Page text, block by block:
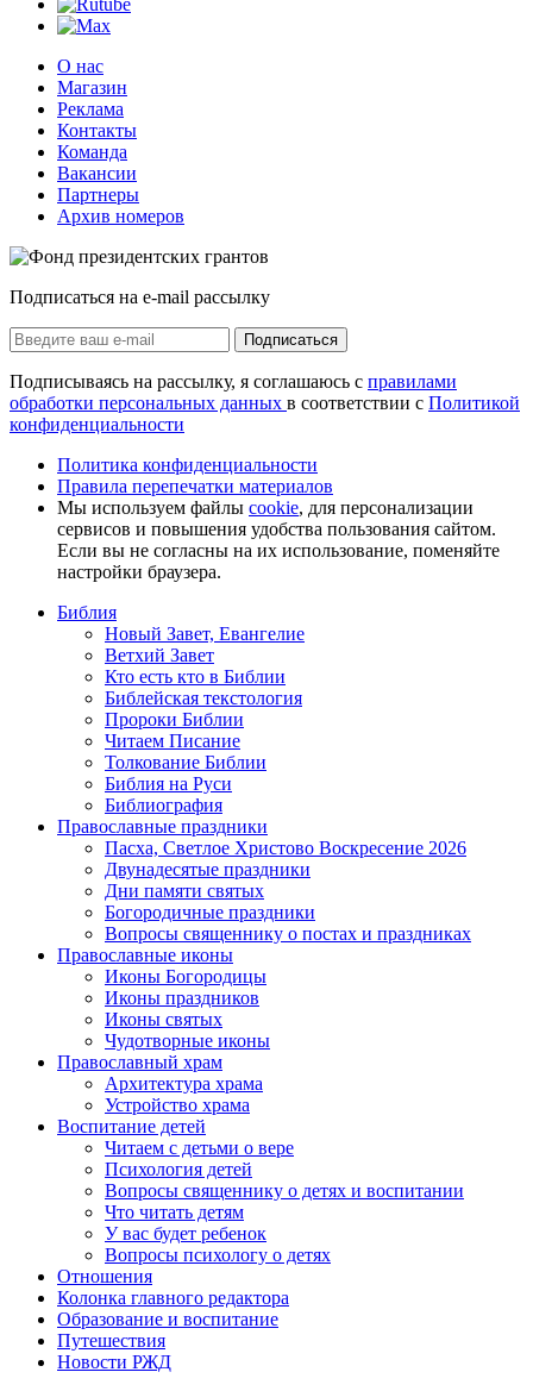
О нас
Магазин
Реклама
Контакты
Команда
Вакансии
Партнеры
Архив номеров
Подписаться на e-mail рассылку
Подписаться
Подписываясь на рассылку, я соглашаюсь с правилами
обработки персональных данных в соответствии с Политикой
конфиденциальности
Политика конфиденциальности
Правила перепечатки материалов
Мы используем файлы cookie, для персонализации
сервисов и повышения удобства пользования сайтом.
Если вы не согласны на их использование, поменяйте
настройки браузера.
Библия
Новый Завет, Евангелие
Ветхий Завет
Кто есть кто в Библии
Библейская текстология
Пророки Библии
Читаем Писание
Толкование Библии
Библия на Руси
Библиография
Православные праздники
Пасха, Светлое Христово Воскресение 2026
Двунадесятые праздники
Дни памяти святых
Богородичные праздники
Вопросы священнику о постах и праздниках
Православные иконы
Иконы Богородицы
Иконы праздников
Иконы святых
Чудотворные иконы
Православный храм
Архитектура храма
Устройство храма
Воспитание детей
Читаем с детьми о вере
Психология детей
Вопросы священнику о детях и воспитании
Что читать детям
У вас будет ребенок
Вопросы психологу о детях
Отношения
Колонка главного редактора
Образование и воспитание
Путешествия
Новости РЖД